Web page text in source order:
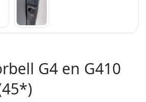
G4 en G410